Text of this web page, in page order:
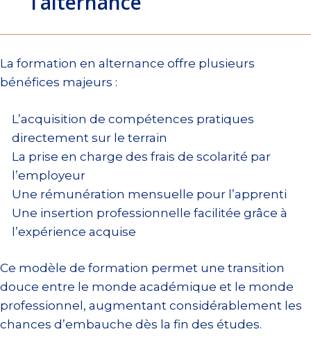
La formation en alternance offre plusieurs
bénéfices majeurs :
L’acquisition de compétences pratiques
directement sur le terrain
La prise en charge des frais de scolarité par
l’employeur
Une rémunération mensuelle pour l’apprenti
Une insertion professionnelle facilitée grâce à
l’expérience acquise
Ce modèle de formation permet une transition
douce entre le monde académique et le monde
professionnel, augmentant considérablement les
chances d’embauche dès la fin des études.